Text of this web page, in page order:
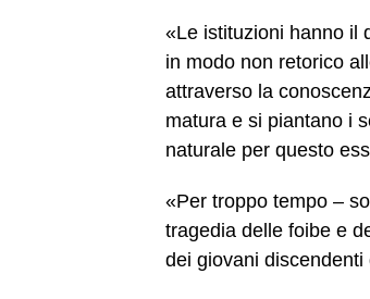
«Le istituzioni hanno il
in modo non retorico
attraverso la
matura e si piantano i
naturale per questo
«Per troppo tempo –
tragedia delle foibe e
dei giovani